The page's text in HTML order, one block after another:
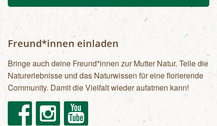
Freund*innen einladen
Bringe auch deine Freund*innen zur Mutter Natur. Teile die
Naturerlebnisse und das Naturwissen für eine florierende
Community. Damit die Vielfalt wieder aufatmen kann!
FacebookInstagram Youtube